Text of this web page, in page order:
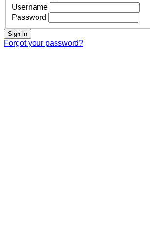
Username
Password
Sign in
Forgot your password?